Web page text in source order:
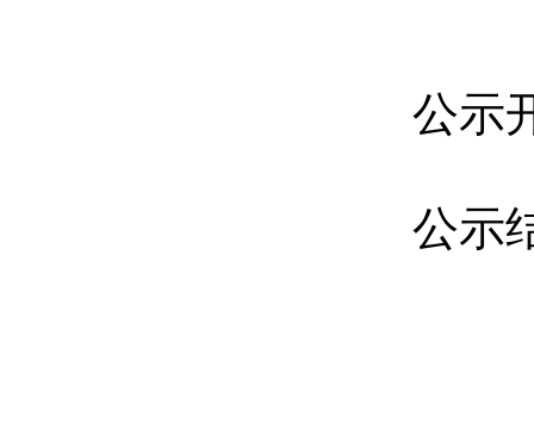
公示
公示